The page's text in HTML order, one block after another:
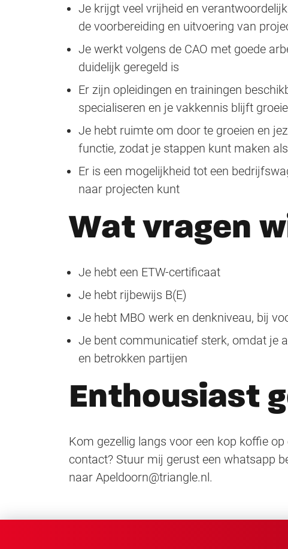
Je krijgt veel vrijheid en
de voorbereiding en uitvoering van
Je werkt volgens de CAO met goede
duidelijk geregeld is
Er zijn opleidingen en trainingen
specialiseren en je vakkennis blijft
Je hebt ruimte om door te groeien en
functie, zodat je stappen kunt maken
Er is een mogelijkheid tot een
naar projecten kunt
Wat vragen
Je hebt een ETW-certificaat
Je hebt rijbewijs B(E)
Je hebt MBO werk en denkniveau, bij
Je bent communicatief sterk, omdat je
en betrokken partijen
Enthousiast
Kom gezellig langs voor een kop koffie
contact? Stuur mij gerust een whatsapp
naar Apeldoorn@triangle.nl.